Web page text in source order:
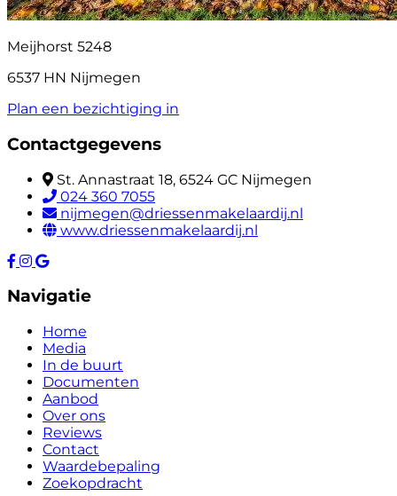
Meijhorst 5248
6537 HN Nijmegen
Plan een bezichtiging in
Contactgegevens
St. Annastraat 18, 6524 GC Nijmegen
024 360 7055
nijmegen@driessenmakelaardij.nl
www.driessenmakelaardij.nl
Navigatie
Home
Media
In de buurt
Documenten
Aanbod
Over ons
Reviews
Contact
Waardebepaling
Zoekopdracht